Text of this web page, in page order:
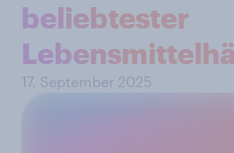
beliebtester
17. September 2025